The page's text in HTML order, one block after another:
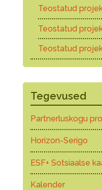
Teostatud
Teostatud
Teostatud
Tegevused
Partnerluskogu
Horizon-Serigo
ESF+ Sotsiaalse
Kalender